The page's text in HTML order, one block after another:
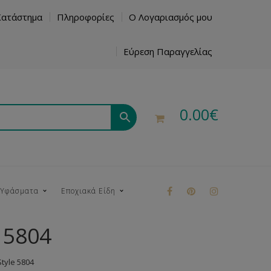
Πληροφορίες Ο Λογαριασμός μου
Εύρεση Παραγγελίας
0.00€
Εποχιακά Είδη
5804